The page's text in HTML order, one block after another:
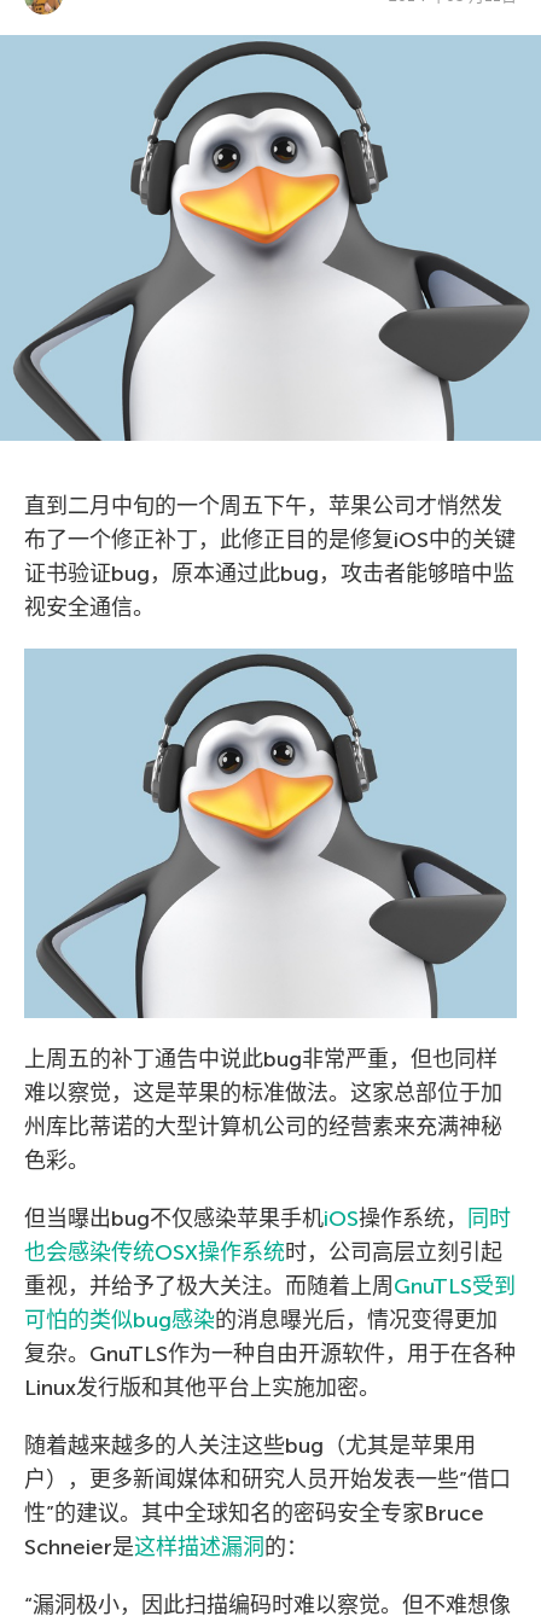
直到二月中旬的一个周五下午，苹果公司才悄然发
布了一个修正补丁，此修正目的是修复iOS中的关键
证书验证bug，原本通过此bug，攻击者能够暗中监
视安全通信。
上周五的补丁通告中说此bug非常严重，但也同样
难以察觉，这是苹果的标准做法。这家总部位于加
州库比蒂诺的大型计算机公司的经营素来充满神秘
色彩。
但当曝出bug不仅感染苹果手机iOS操作系统，
同时
也会感染传统OSX操作系统时，公司高层立刻引起
重视，并给予了极大关注。而随着上周GnuTLS受到
可怕的类似bug感染的消息曝光后，情况变得更加
复杂。GnuTLS作为一种自由开源软件，用于在各种
Linux发行版和其他平台上实施加密。
随着越来越多的人关注这些bug（尤其是苹果用
户），更多新闻媒体和研究人员开始发表一些”借口
性”的建议。其中全球知名的密码安全专家Bruce
Schneier是这样描述漏洞的：
“漏洞极小，因此扫描编码时难以察觉。但不难想像